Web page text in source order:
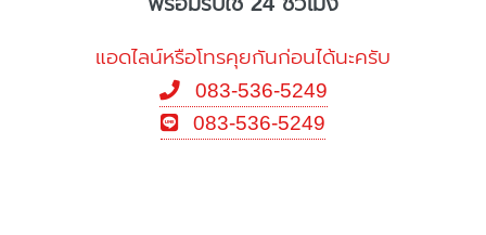
แอดไลน์หรือโทรคุยกันก่อนได้นะครับ
083-536-5249
083-536-5249